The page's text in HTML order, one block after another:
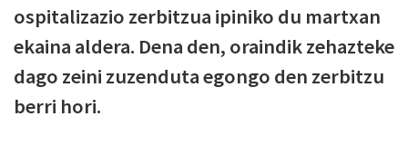
ospitalizazio zerbitzua ipiniko du martxan
ekaina aldera. Dena den, oraindik zehazteke
dago zeini zuzenduta egongo den zerbitzu
berri hori.